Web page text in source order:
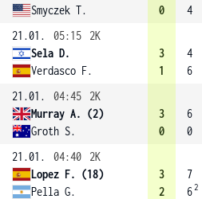
Smyczek T.
0
4
21.01.
05:15
2K
Sela D.
Verdasco F.
3
1
4
6
21.01.
04:45
2K
Murray A. (2)
Groth S.
3
0
6
0
21.01.
04:40
2K
Lopez F. (18)
Pella G.
3
2
7
62